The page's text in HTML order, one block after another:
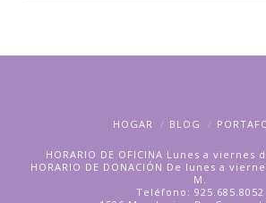
HOGAR BLOG
HORARIO DE OFICINA Lunes a viernes
HORARIO DE DONACIÓN De lunes a
M.
Teléfono: 925.685.8052